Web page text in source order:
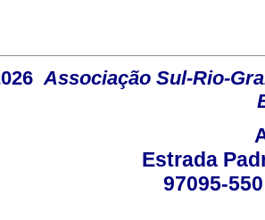
Associação Sul-Rio-
Estrada
97095-